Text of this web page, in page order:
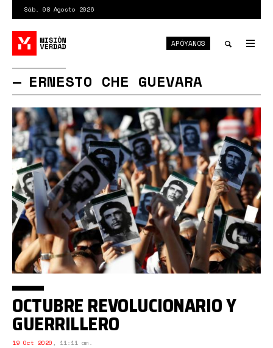
contenido
principal
Sáb. 08 Agosto 2026
search
APÓYANOS
ERNESTO CHE GUEVARA
OCTUBRE REVOLUCIONARIO Y
GUERRILLERO
19 Oct 2020 , 11:11 am.